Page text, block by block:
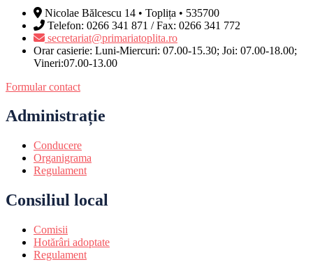
Nicolae Bălcescu 14 • Toplița • 535700
Telefon: 0266 341 871 / Fax: 0266 341 772
secretariat@primariatoplita.ro
Orar casierie: Luni-Miercuri: 07.00-15.30; Joi: 07.00-18.00;
Vineri:07.00-13.00
Formular contact
Administrație
Conducere
Organigrama
Regulament
Consiliul local
Comisii
Hotărâri adoptate
Regulament